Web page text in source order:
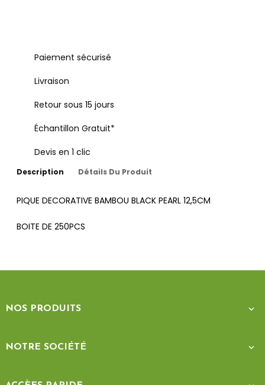
Paiement sécurisé
Livraison
Retour sous 15 jours
Échantillon Gratuit*
Devis en 1 clic
Description Détails Du Produit
PIQUE DECORATIVE BAMBOU BLACK PEARL 12,5CM
BOITE DE 250PCS
NOS PRODUITS 
NOTRE SOCIÉTÉ 